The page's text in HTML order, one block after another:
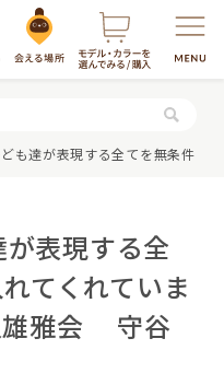
・グッズの購入はこちら
も達が表現する全てを無条件に
が表現する全
てくれていま
雄雅会 守谷